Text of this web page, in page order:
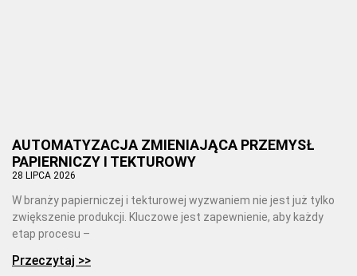
AUTOMATYZACJA ZMIENIAJĄCA PRZEMYSŁ
PAPIERNICZY I TEKTUROWY
28 LIPCA 2026
W branży papierniczej i tekturowej wyzwaniem nie jest już tylko
zwiększenie produkcji. Kluczowe jest zapewnienie, aby każdy
etap procesu –
Przeczytaj >>